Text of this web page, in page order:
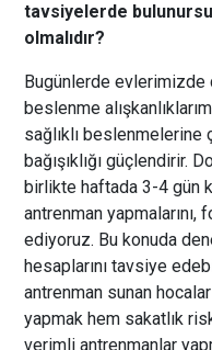
tavsiyelerde
olmalıdır?
Bugünlerde
beslenme
sağlıklı
bağışıklığı güçlendirir.
birlikte haftada 3-4 gün
antrenman
ediyoruz. Bu konuda
hesaplarını tavsiye
antrenman sunan
yapmak hem sakatlık
verimli antrenmanlar